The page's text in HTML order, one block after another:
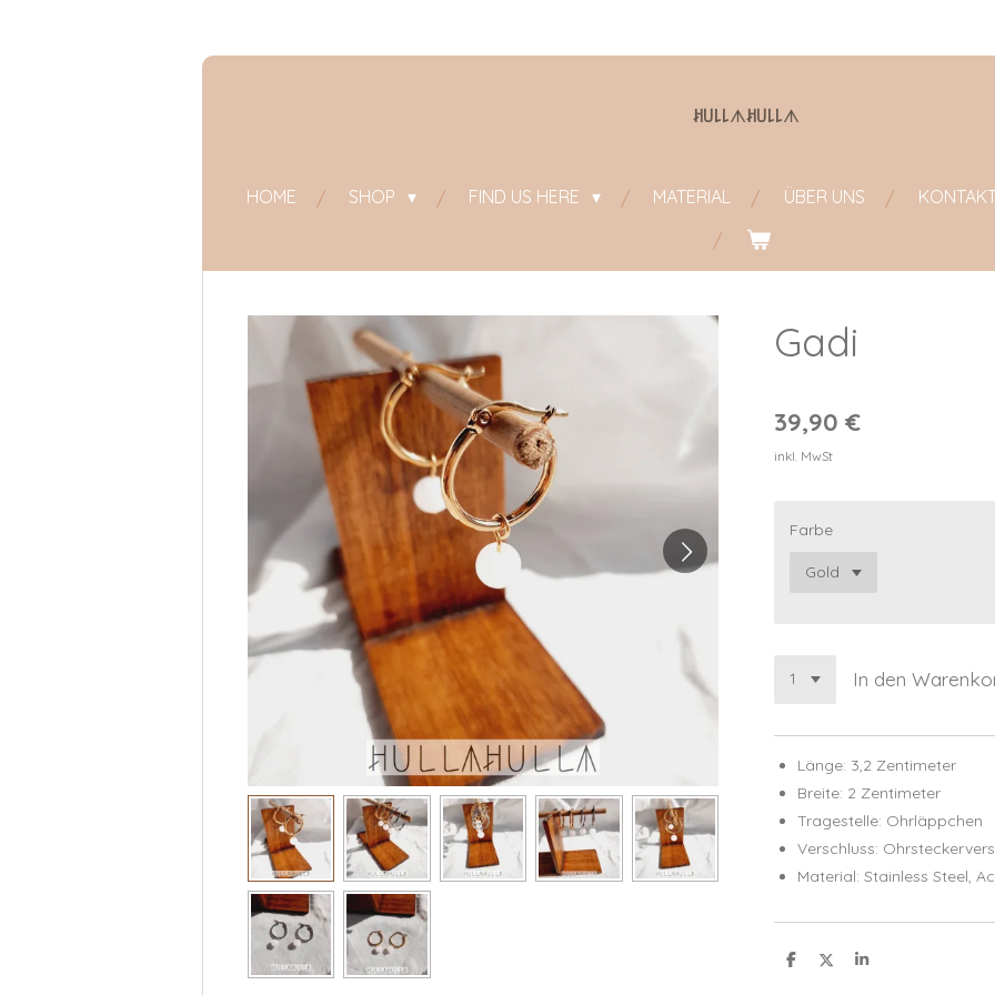
ꎧ꒤꒒꒒ᗑꎧ꒤꒒꒒ᗑ
HOME SHOP FIND US HERE MATERIAL ÜBER UNS
Gadi
39,90 €
inkl. MwSt
Farbe
In den
Länge: 3,2 Zentimeter
Breite: 2 Zentimeter
Tragestelle: Ohrläppchen
Verschluss:
Material: Stainless Steel,
T
T
T